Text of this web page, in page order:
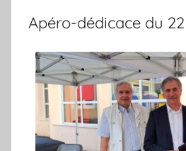
Apéro-dédicace du